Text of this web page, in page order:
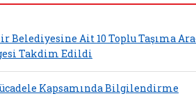
Belediyesine Ait 10 Toplu Taşıma
Takdim Edildi
Kapsamında Bilgilendirme